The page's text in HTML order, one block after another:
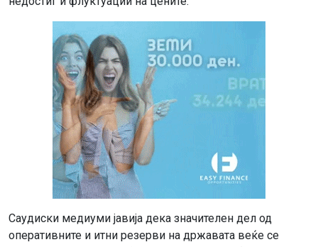
Саудиски медиуми јавија дека значителен дел од
оперативните и итни резерви на државата веќе се